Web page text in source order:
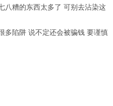
八糟的东西太多了 可别去沾染这
多陷阱 说不定还会被骗钱 要谨慎